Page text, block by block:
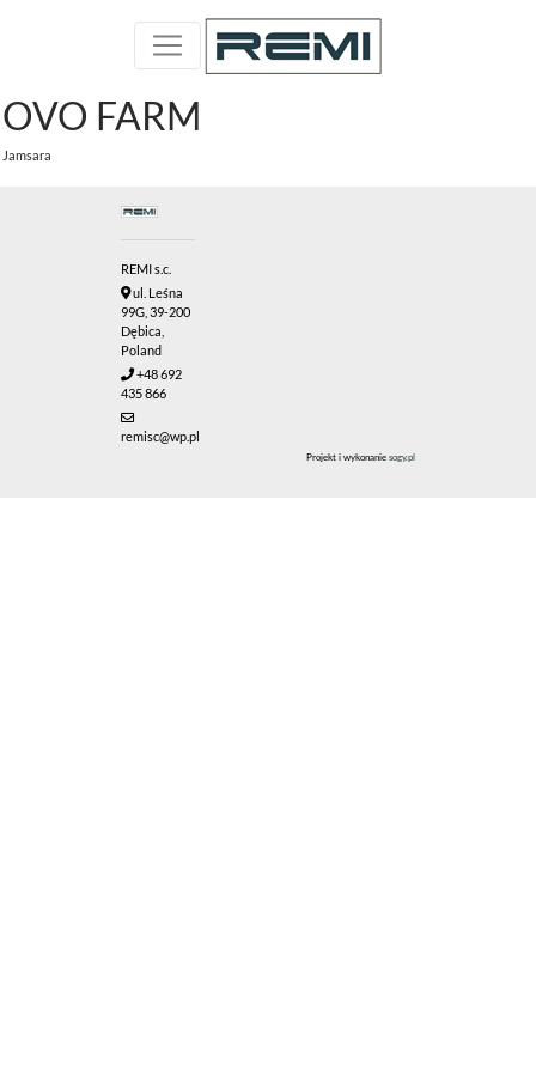
OVO FARM
Jamsara
REMI s.c.
ul. Leśna
99G, 39-200
Dębica,
Poland
+48 692
435 866
remisc@wp.pl
Projekt i wykonanie sogy.pl